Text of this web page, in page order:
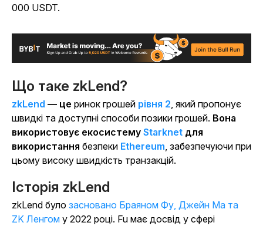
000 USDT.
Що таке zkLend?
zkLend — це ринок грошей рівня 2, який пропонує
швидкі та доступні способи позики грошей. Вона
використовує екосистему Starknet для
використання безпеки Ethereum, забезпечуючи при
цьому високу швидкість транзакцій.
Історія zkLend
zkLend було засновано Браяном Фу, Джейн Ма та
ZK Ленгом у 2022 році. Fu має досвід у сфері